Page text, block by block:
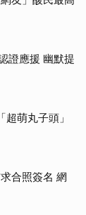
證應援 幽默提
萌丸子頭」
合照簽名 網